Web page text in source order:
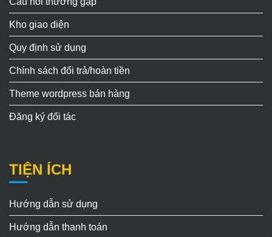
Kho giao diện
Quy định sử dụng
Chính sách đổi trả/hoàn tiền
Theme wordpress bán hàng
Đăng ký đối tác
TIỆN ÍCH
Hướng dẫn sử dụng
Hướng dẫn thanh toán